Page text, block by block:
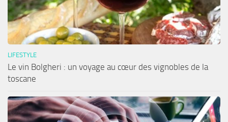
LIFESTYLE
Le vin Bolgheri : un voyage au cœur des vignobles de la
toscane